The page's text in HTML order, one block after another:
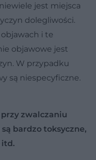
jest miejsca
dolegliwości.
i te
objawowe jest
W przypadku
są niespecyficzne.
zwalczaniu
bardzo toksyczne,
itd.